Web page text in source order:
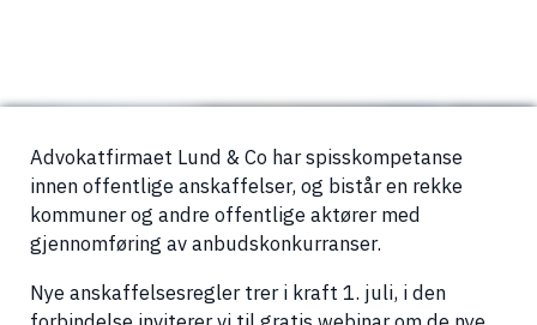
Advokatfirmaet Lund & Co har spisskompetanse
innen offentlige anskaffelser, og bistår en rekke
kommuner og andre offentlige aktører med
gjennomføring av anbudskonkurranser.
Nye anskaffelsesregler trer i kraft 1. juli, i den